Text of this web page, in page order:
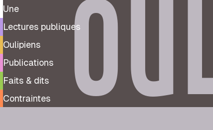
Une
Lectures publiques
Oulipiens
Publications
Faits & dits
Contraintes